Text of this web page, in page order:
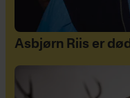
Asbjørn Riis er død